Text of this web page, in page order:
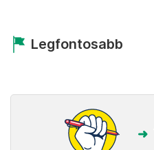
Legfontosabb